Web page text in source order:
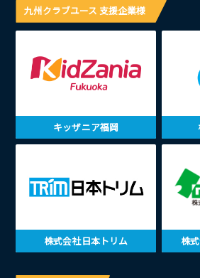
九州クラブユース 支援企業様
キッザニア福岡
株式会社日本トリム 株